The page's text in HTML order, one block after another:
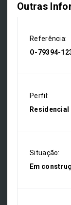
Outras
Referência:
O-79394-
Perfil:
Residencial
Situação:
Em